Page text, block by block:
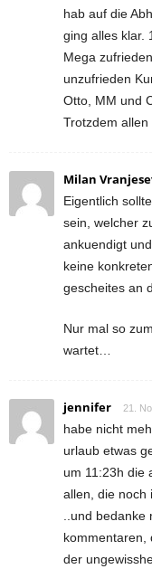
hab auf die
ging alles klar.
Mega
unzufrieden
Otto, MM und
Trotzdem allen
Milan
Eigentlich
sein, welcher
ankuendigt
keine
gescheites an
Nur mal so
wartet…
jennifer 21.
habe nicht
urlaub etwas
um 11:23h die
allen, die noch
..und
kommentaren,
der